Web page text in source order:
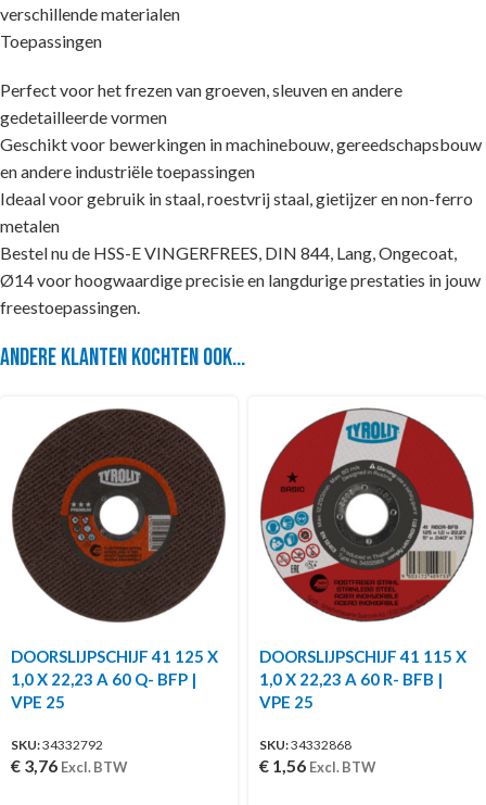
verschillende materialen
Toepassingen
Perfect voor het frezen van groeven, sleuven en andere
gedetailleerde vormen
Geschikt voor bewerkingen in machinebouw, gereedschapsbouw
en andere industriële toepassingen
Ideaal voor gebruik in staal, roestvrij staal, gietijzer en non-ferro
metalen
Bestel nu de HSS-E VINGERFREES, DIN 844, Lang, Ongecoat,
Ø14 voor hoogwaardige precisie en langdurige prestaties in jouw
freestoepassingen.
Andere klanten kochten ook...
DOORSLIJPSCHIJF 41 125 X
1,0 X 22,23 A 60 Q- BFP |
VPE 25
SKU:34332792
€ 3,76 Excl. BTW
DOORSLIJPSCHIJF 41 115 X
1,0 X 22,23 A 60 R- BFB |
VPE 25
SKU:34332868
€ 1,56 Excl. BTW